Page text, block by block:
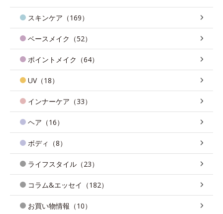
スキンケア（169）
ベースメイク（52）
ポイントメイク（64）
UV（18）
インナーケア（33）
ヘア（16）
ボディ（8）
ライフスタイル（23）
コラム&エッセイ（182）
お買い物情報（10）